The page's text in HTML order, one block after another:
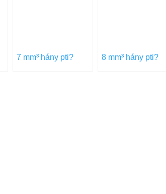
7 mm³ hány pti? 8 mm³ hány pti?